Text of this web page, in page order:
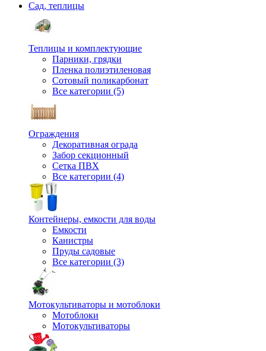
Сад, теплицы
Теплицы и комплектующие
Парники, грядки
Пленка полиэтиленовая
Сотовый поликарбонат
Все категории (5)
Ограждения
Декоративная ограда
Забор секционный
Сетка ПВХ
Все категории (4)
Контейнеры, емкости для воды
Емкости
Канистры
Пруды садовые
Все категории (3)
Мотокультиваторы и мотоблоки
Мотоблоки
Мотокультиваторы